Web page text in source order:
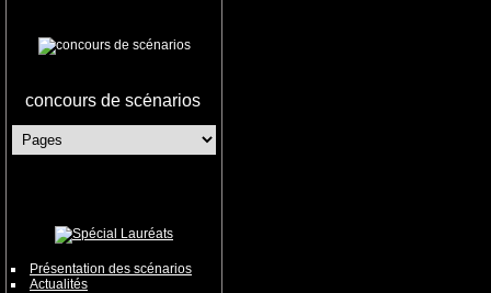
concours de scénarios
Présentation des scénarios
Actualités